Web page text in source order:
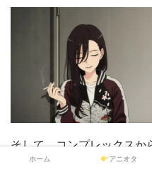
そして、コンプレックスか
ュ様に対し、都さんの神業
ホーム アニオタ